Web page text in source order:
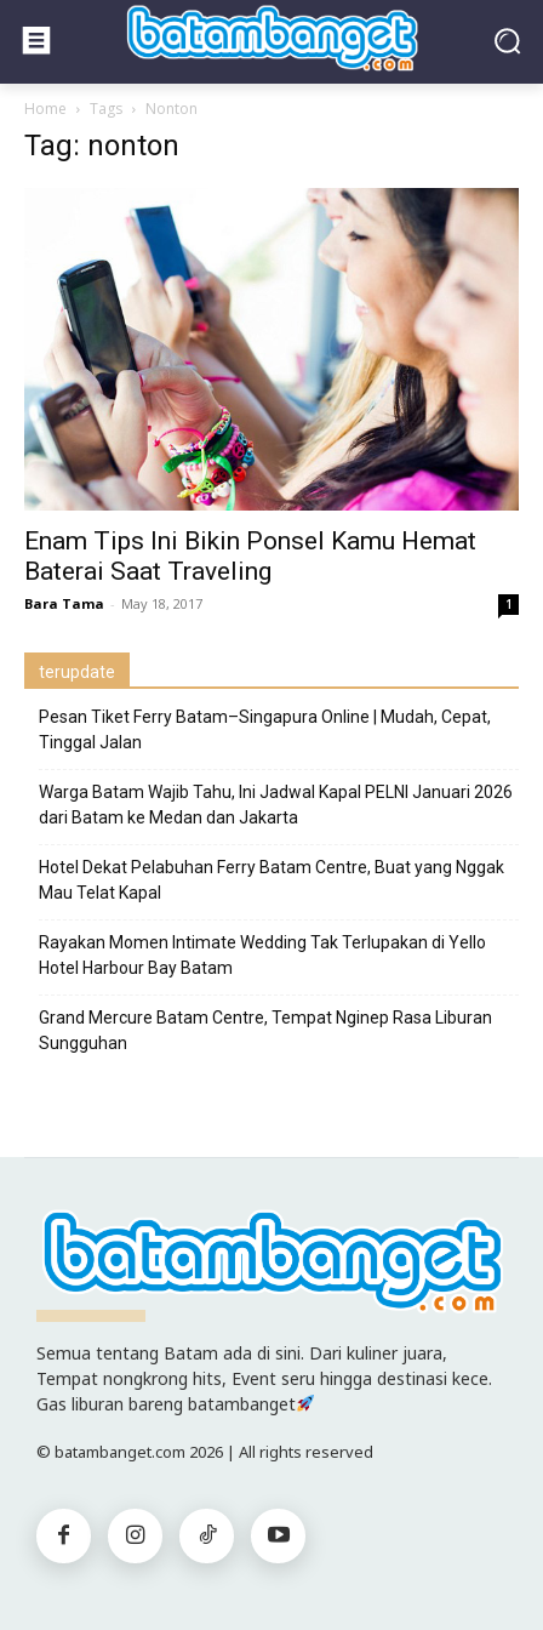
Home Tags Nonton
Tag: nonton
Enam Tips Ini Bikin Ponsel Kamu Hemat
Baterai Saat Traveling
Bara Tama - May 18, 2017 1
terupdate
Pesan Tiket Ferry Batam–Singapura Online | Mudah, Cepat,
Tinggal Jalan
Warga Batam Wajib Tahu, Ini Jadwal Kapal PELNI Januari 2026
dari Batam ke Medan dan Jakarta
Hotel Dekat Pelabuhan Ferry Batam Centre, Buat yang Nggak
Mau Telat Kapal
Rayakan Momen Intimate Wedding Tak Terlupakan di Yello
Hotel Harbour Bay Batam
Grand Mercure Batam Centre, Tempat Nginep Rasa Liburan
Sungguhan
Semua tentang Batam ada di sini. Dari kuliner juara,
Tempat nongkrong hits, Event seru hingga destinasi kece.
Gas liburan bareng batambanget
© batambanget.com 2026 | All rights reserved